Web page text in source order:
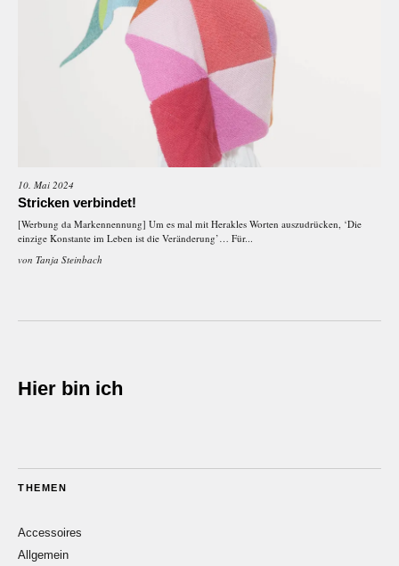
10. Mai 2024
Stricken verbindet!
[Werbung da Markennennung] Um es mal mit Herakles Worten auszudrücken, ‘Die
einzige Konstante im Leben ist die Veränderung’… Für...
von Tanja Steinbach
Hier bin ich
THEMEN
Accessoires
Allgemein